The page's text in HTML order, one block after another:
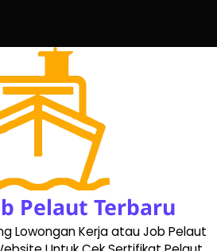
Pelaut Terbaru
Lowongan Kerja atau Job Pelaut